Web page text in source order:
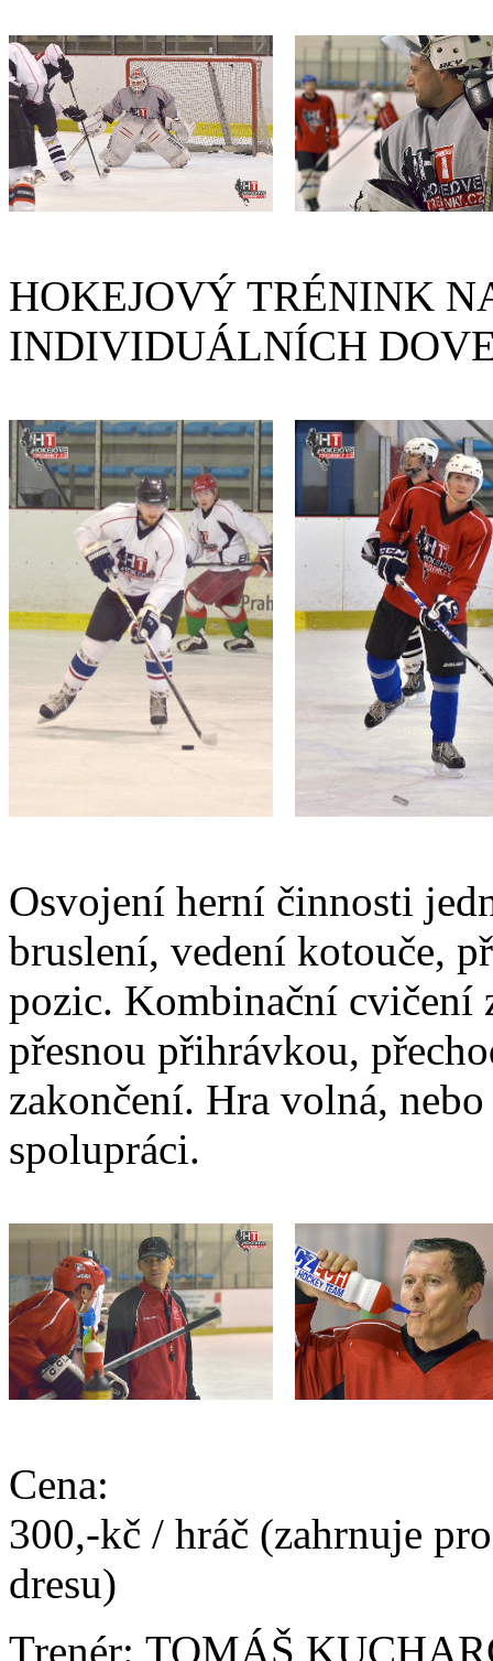
HOKEJOVÝ TRÉNINK
INDIVIDUÁLNÍCH
Osvojení herní činnosti
bruslení, vedení kotouče,
pozic. Kombinační cvičení
přesnou přihrávkou,
zakončení. Hra volná,
spolupráci.
Cena:
300,-kč / hráč (zahrnuje
dresu)
Trenér: TOMÁŠ